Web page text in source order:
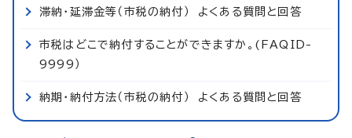
滞納・延滞金等（市税の納付） よくある質問と回答
市税はどこで納付することができますか。(FAQID-
9999）
納期・納付方法（市税の納付） よくある質問と回答